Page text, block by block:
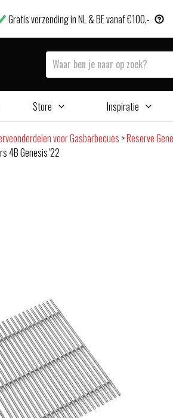
Gratis verzending in NL & BE vanaf €100,-
Store Inspiratie
voor Gasbarbecues >Reserve
4B Genesis '22